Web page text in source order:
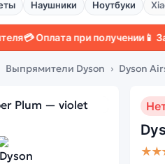
Наушники Ноутбуки
Оплата при получении📱
Выпрямители Dyson Dyson